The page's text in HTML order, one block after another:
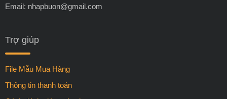
Email: nhapbuon@gmail.com
Trợ giúp
File Mẫu Mua Hàng
Thông tin thanh toán